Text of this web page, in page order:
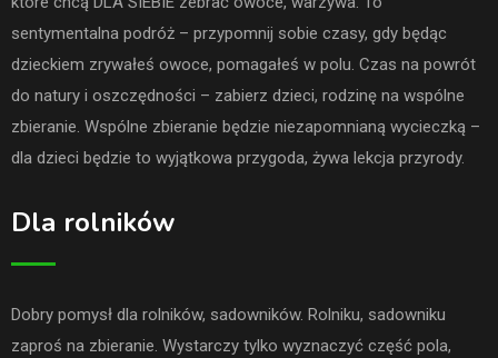
sentymentalna podróż – przypomnij sobie czasy, gdy będąc
dzieckiem zrywałeś owoce, pomagałeś w polu. Czas na powrót
do natury i oszczędności – zabierz dzieci, rodzinę na wspólne
zbieranie. Wspólne zbieranie będzie niezapomnianą wycieczką –
dla dzieci będzie to wyjątkowa przygoda, żywa lekcja przyrody.
Dla rolników
Dobry pomysł dla rolników, sadowników. Rolniku, sadowniku
zaproś na zbieranie. Wystarczy tylko wyznaczyć część pola,